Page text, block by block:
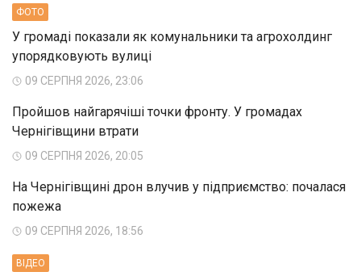
ФОТО
У громаді показали як комунальники та агрохолдинг
упорядковують вулиці
09 СЕРПНЯ 2026, 23:06
Пройшов найгарячіші точки фронту. У громадах
Чернігівщини втрати
09 СЕРПНЯ 2026, 20:05
На Чернігівщині дрон влучив у підприємство: почалася
пожежа
09 СЕРПНЯ 2026, 18:56
ВIДЕО